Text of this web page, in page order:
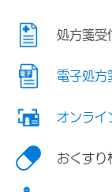
処方箋受
電子処方
オンライ
おくすり